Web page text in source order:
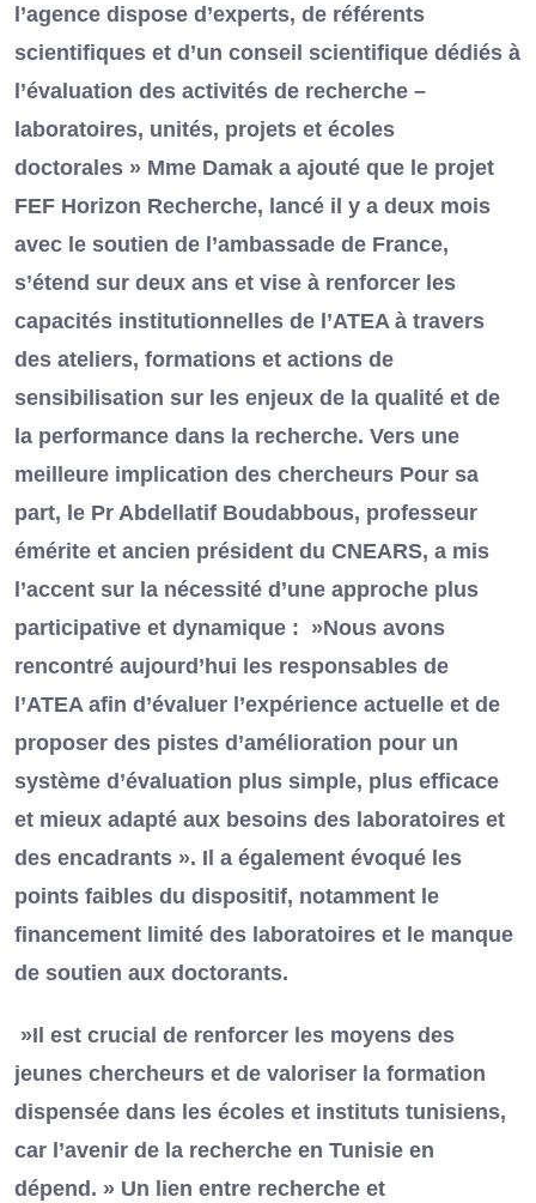
l’agence dispose d’experts, de référents
scientifiques et d’un conseil scientifique dédiés à
l’évaluation des activités de recherche –
laboratoires, unités, projets et écoles
doctorales » Mme Damak a ajouté que le projet
FEF Horizon Recherche, lancé il y a deux mois
avec le soutien de l’ambassade de France,
s’étend sur deux ans et vise à renforcer les
capacités institutionnelles de l’ATEA à travers
des ateliers, formations et actions de
sensibilisation sur les enjeux de la qualité et de
la performance dans la recherche. Vers une
meilleure implication des chercheurs Pour sa
part, le Pr Abdellatif Boudabbous, professeur
émérite et ancien président du CNEARS, a mis
l’accent sur la nécessité d’une approche plus
participative et dynamique : »Nous avons
rencontré aujourd’hui les responsables de
l’ATEA afin d’évaluer l’expérience actuelle et de
proposer des pistes d’amélioration pour un
système d’évaluation plus simple, plus efficace
et mieux adapté aux besoins des laboratoires et
des encadrants ». Il a également évoqué les
points faibles du dispositif, notamment le
financement limité des laboratoires et le manque
de soutien aux doctorants.
»Il est crucial de renforcer les moyens des
jeunes chercheurs et de valoriser la formation
dispensée dans les écoles et instituts tunisiens,
car l’avenir de la recherche en Tunisie en
dépend. » Un lien entre recherche et